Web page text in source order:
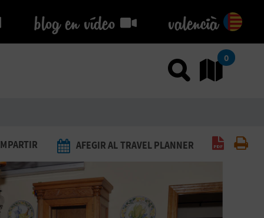
blog en vídeo
blog en vídeo valencià
Usar el
0
AFEGIR AL TRAVEL PLANNER Generar